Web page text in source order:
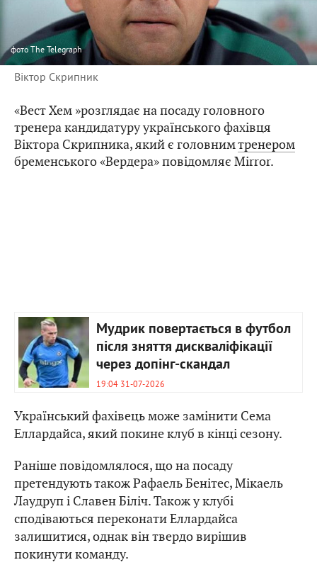
фото The Telegraph
Віктор Скрипник
«Вест Хем »розглядає на посаду головного
тренера кандидатуру українського фахівця
Віктора Скрипника, який є головнимтренером
бременського «Вердера» повідомляє Mirror.
Мудрик повертається в футбол
після зняття дискваліфікації
через допінг-скандал
19:04 31-07-2026
Український фахівець може замінити Сема
Еллардайса, який покине клуб в кінці сезону.
Раніше повідомлялося, що на посаду
претендують також Рафаель Бенітес, Мікаель
Лаудруп і Славен Біліч. Також у клубі
сподіваються переконати Еллардайса
залишитися, однак він твердо вирішив
покинути команду.